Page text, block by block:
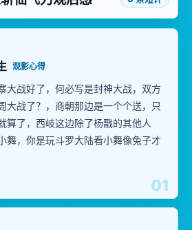
01
观影心得
大战好了，何必写是封神大战，双方
大战了？，商朝那边是一个个送，只
算了，西岐这边除了杨戬的其他人
舞，你是玩斗罗大陆看小舞像兔子才